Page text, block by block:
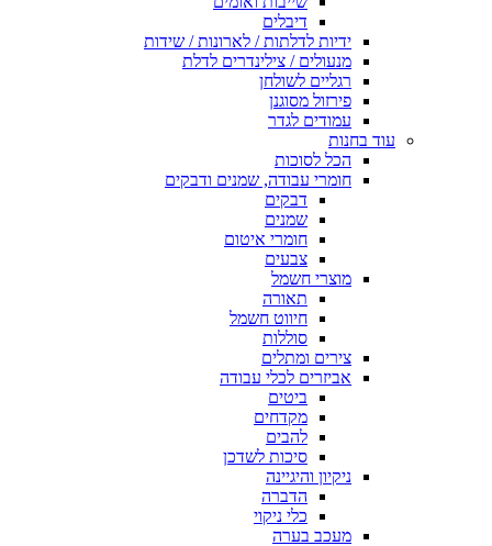
דיבלים
ידיות לדלתות / לארונות / שידות
מנעולים / צילינדרים לדלת
רגליים לשולחן
פירזול מסוגנן
עמודים לגדר
עוד בחנות
הכל לסוכות
חומרי עבודה, שמנים ודבקים
דבקים
שמנים
חומרי איטום
צבעים
מוצרי חשמל
תאורה
חיווט חשמל
סוללות
צירים ומתלים
אביזרים לכלי עבודה
ביטים
מקדחים
להבים
סיכות לשדכן
ניקיון והיגיינה
הדברה
כלי ניקוי
מעכב בערה